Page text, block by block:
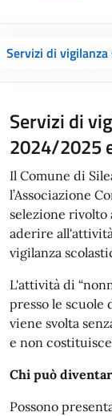
Servizi di
Servizi di
2024/2025
Il Comune di
l’Associazione
selezione
aderire
vigilanza
L'attività di
presso le scuole
viene svolta
e non
Chi può
Possono